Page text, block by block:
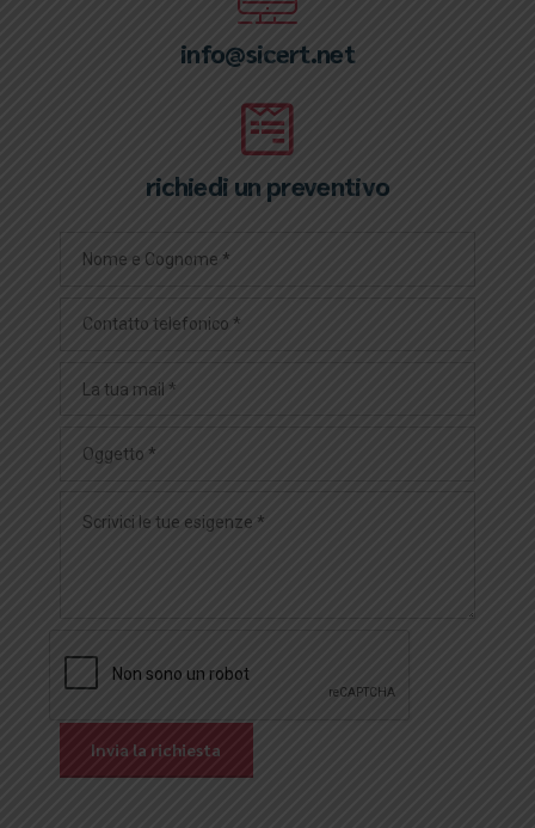
info@sicert.net
richiedi un preventivo